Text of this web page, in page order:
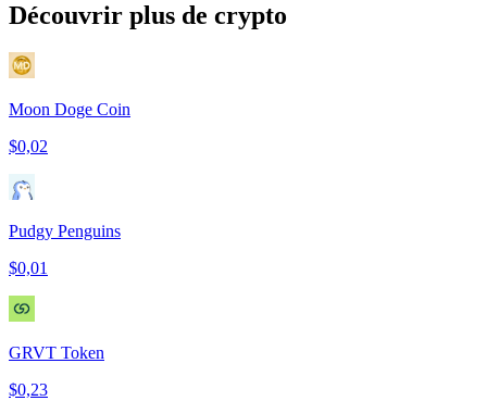
Découvrir plus de crypto
Moon Doge Coin
$0,02
Pudgy Penguins
$0,01
GRVT Token
$0,23